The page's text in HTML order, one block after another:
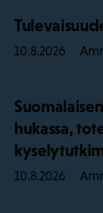
10.8.2026
hukassa,
10.8.2026